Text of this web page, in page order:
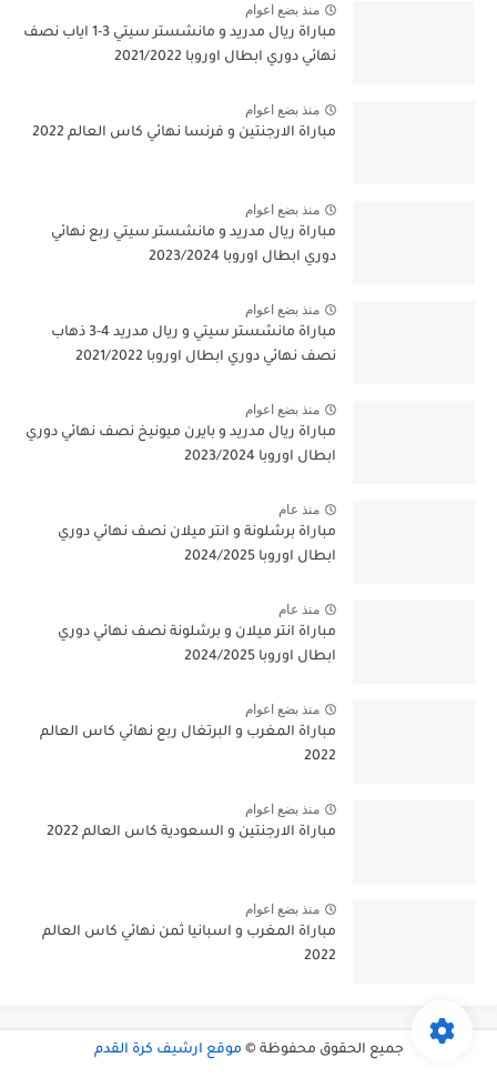
منذ بضع اعوام
مباراة ريال مدريد و مانشستر سيتي 3-1 اياب نصف
نهائي دوري ابطال اوروبا 2021/2022
منذ بضع اعوام
مباراة الارجنتين و فرنسا نهائي كاس العالم 2022
منذ بضع اعوام
مباراة ريال مدريد و مانشستر سيتي ربع نهائي
دوري ابطال اوروبا 2023/2024
منذ بضع اعوام
مباراة مانشستر سيتي و ريال مدريد 4-3 ذهاب
نصف نهائي دوري ابطال اوروبا 2021/2022
منذ بضع اعوام
مباراة ريال مدريد و بايرن ميونيخ نصف نهائي دوري
ابطال اوروبا 2023/2024
منذ عام
مباراة برشلونة و انتر ميلان نصف نهائي دوري
ابطال اوروبا 2024/2025
منذ عام
مباراة انتر ميلان و برشلونة نصف نهائي دوري
ابطال اوروبا 2024/2025
منذ بضع اعوام
مباراة المغرب و البرتغال ربع نهائي كاس العالم
2022
منذ بضع اعوام
مباراة الارجنتين و السعودية كاس العالم 2022
منذ بضع اعوام
مباراة المغرب و اسبانيا ثمن نهائي كاس العالم
2022
جميع الحقوق محفوظة © موقع ارشيف كرة القدم